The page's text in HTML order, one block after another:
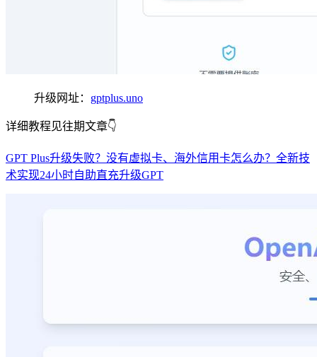
升级网址： gptplus.uno
详细教程见往期文章👇
GPT Plus升级失败？没有虚拟卡、海外信用卡怎么办？全新技
术实现24小时自助直充升级GPT